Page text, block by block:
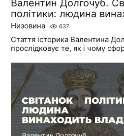
Валентин Долгочуб.
політики: людина
Низовина 637
Стаття історика Валентина
прослідковує те, як і чому